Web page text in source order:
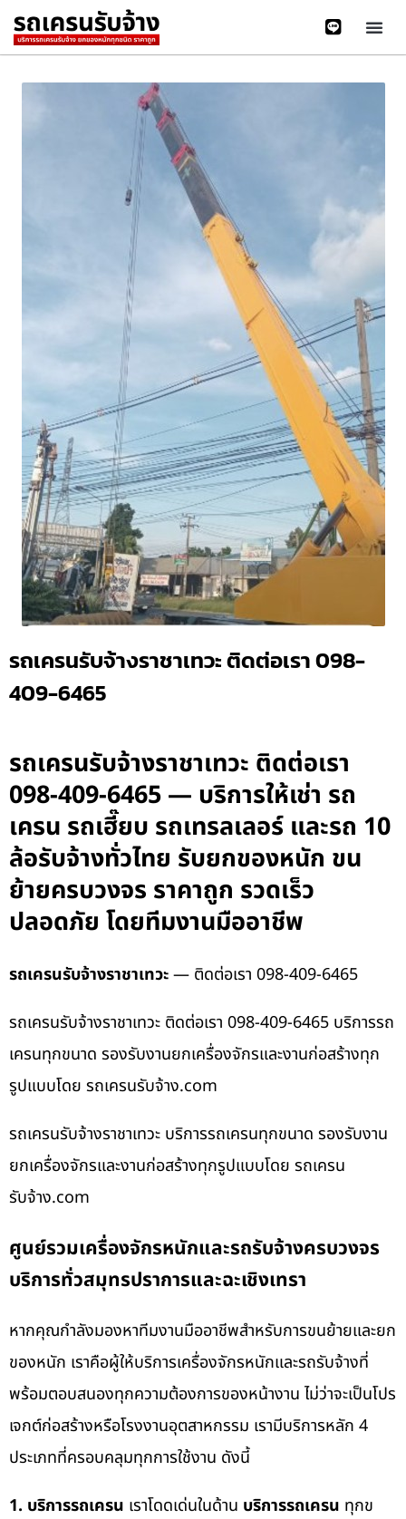
รถเครนรับจ้างราชาเทวะ ติดต่อเรา 098-
409-6465
รถเครนรับจ้างราชาเทวะ ติดต่อเรา
098-409-6465 — บริการให้เช่า รถ
เครน รถเฮี๊ยบ รถเทรลเลอร์ และรถ 10
ล้อรับจ้างทั่วไทย รับยกของหนัก ขน
ย้ายครบวงจร ราคาถูก รวดเร็ว
ปลอดภัย โดยทีมงานมืออาชีพ
รถเครนรับจ้างราชาเทวะ— ติดต่อเรา 098-409-6465
รถเครนรับจ้างราชาเทวะ ติดต่อเรา 098-409-6465 บริการรถ
เครนทุกขนาด รองรับงานยกเครื่องจักรและงานก่อสร้างทุก
รูปแบบโดย รถเครนรับจ้าง.com
รถเครนรับจ้างราชาเทวะ บริการรถเครนทุกขนาด รองรับงาน
ยกเครื่องจักรและงานก่อสร้างทุกรูปแบบโดย รถเครน
รับจ้าง.com
ศูนย์รวมเครื่องจักรหนักและรถรับจ้างครบวงจร
บริการทั่วสมุทรปราการและฉะเชิงเทรา
หากคุณกำลังมองหาทีมงานมืออาชีพสำหรับการขนย้ายและยก
ของหนัก เราคือผู้ให้บริการเครื่องจักรหนักและรถรับจ้างที่
พร้อมตอบสนองทุกความต้องการของหน้างาน ไม่ว่าจะเป็นโปร
เจกต์ก่อสร้างหรือโรงงานอุตสาหกรรม เรามีบริการหลัก 4
ประเภทที่ครอบคลุมทุกการใช้งาน ดังนี้
1. บริการรถเครน เราโดดเด่นในด้าน บริการรถเครน ทุกข